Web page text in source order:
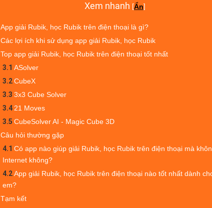
Xem nhanh [Ẩn]
App giải Rubik, học Rubik trên điện thoại là gì?
Các lợi ích khi sử dụng app giải Rubik, học Rubik
Top app giải Rubik, học Rubik trên điện thoại tốt nhất
3.1 ASolver
3.2CubeX
3.3 3x3 Cube Solver
3.4 21 Moves
3.5 CubeSolver AI - Magic Cube 3D
Câu hỏi thường gặp
4.1 Có app nào giúp giải Rubik, học Rubik trên điện thoại mà
Internet không?
4.2App giải Rubik, học Rubik trên điện thoại nào tốt nhất dành
em?
Tạm kết